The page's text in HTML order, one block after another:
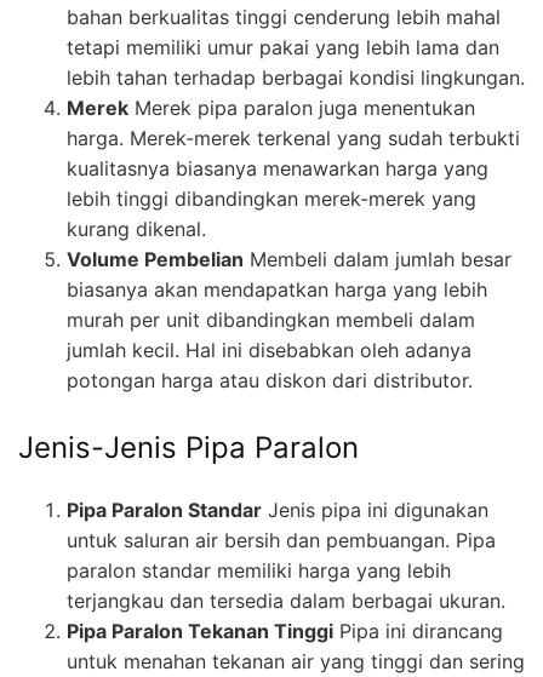
bahan berkualitas tinggi cenderung lebih mahal
tetapi memiliki umur pakai yang lebih lama dan
lebih tahan terhadap berbagai kondisi lingkungan.
Merek Merek pipa paralon juga menentukan
harga. Merek-merek terkenal yang sudah terbukti
kualitasnya biasanya menawarkan harga yang
lebih tinggi dibandingkan merek-merek yang
kurang dikenal.
Volume Pembelian Membeli dalam jumlah besar
biasanya akan mendapatkan harga yang lebih
murah per unit dibandingkan membeli dalam
jumlah kecil. Hal ini disebabkan oleh adanya
potongan harga atau diskon dari distributor.
Jenis-Jenis Pipa Paralon
Pipa Paralon Standar Jenis pipa ini digunakan
untuk saluran air bersih dan pembuangan. Pipa
paralon standar memiliki harga yang lebih
terjangkau dan tersedia dalam berbagai ukuran.
Pipa Paralon Tekanan Tinggi Pipa ini dirancang
untuk menahan tekanan air yang tinggi dan sering